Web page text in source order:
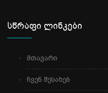
სწრაფი ლინკები
მთავარი
ჩვენ შესახებ